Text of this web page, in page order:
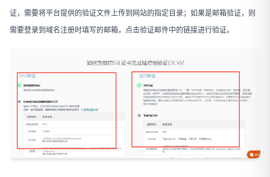
证，需要将平台提供的验证文件上传到网站的指定目录；如果是邮箱验证，则
需要登录到域名注册时填写的邮箱，点击验证邮件中的链接进行验证。